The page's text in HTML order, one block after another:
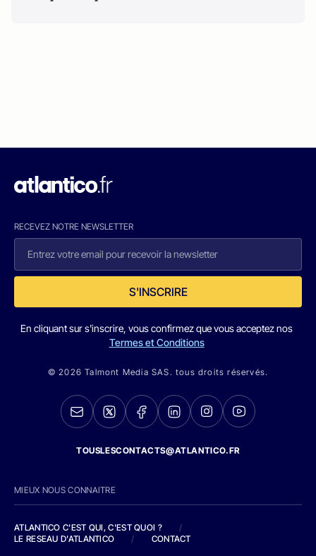
RECEVEZ NOTRE NEWSLETTER
S'INSCRIRE
En cliquant sur s'inscrire, vous confirmez que vous acceptez nos
Termes et Conditions
© 2026 Talmont Media SAS. tous droits réservés.
TOUSLESCONTACTS@ATLANTICO.FR
MIEUX NOUS CONNAITRE
ATLANTICO C'EST QUI, C'EST QUOI ?
/
LE RESEAU D'ATLANTICO
/ CONTACT